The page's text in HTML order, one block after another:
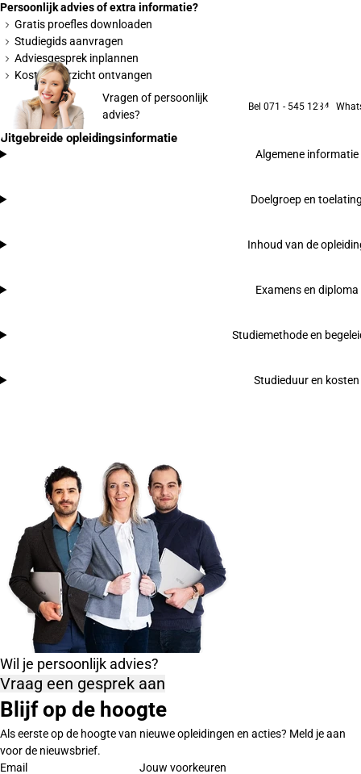
Persoonlijk advies of extra informatie?
Gratis proefles downloaden
Studiegids aanvragen
Adviesgesprek inplannen
Kostenoverzicht ontvangen
Vragen of persoonlijk
advies?
Bel 071 - 545 1234
Uitgebreide opleidingsinformatie
Algemene informatie
Doelgroep en
Inhoud van de
Examens en diploma
Studiemethode en
Studieduur en kosten
Wil je persoonlijk advies?
Vraag een gesprek aan
Blijf op de hoogte
Als eerste op de hoogte van nieuwe opleidingen en acties? Meld je aan
voor de nieuwsbrief.
Email
Jouw voorkeuren